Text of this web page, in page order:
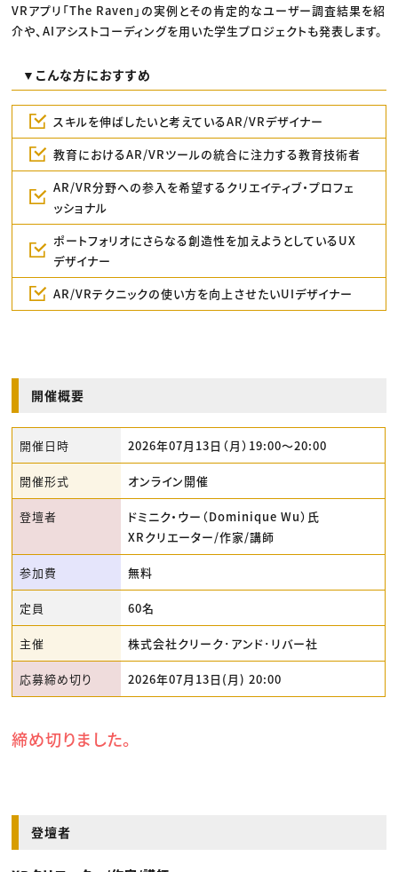
VRアプリ「The Raven」の実例とその肯定的なユーザー調査結果を紹
介や、AIアシストコーディングを用いた学生プロジェクトも発表します。
▼こんな方におすすめ
スキルを伸ばしたいと考えているAR/VRデザイナー
教育におけるAR/VRツールの統合に注力する教育技術者
AR/VR分野への参入を希望するクリエイティブ・プロフェ
ッショナル
ポートフォリオにさらなる創造性を加えようとしているUX
デザイナー
AR/VRテクニックの使い方を向上させたいUIデザイナー
開催概要
開催日時 2026年07月13日（月）19:00〜20:00
開催形式 オンライン開催
登壇者
ドミニク・ウー（Dominique Wu）氏
XRクリエーター/作家/講師
参加費 無料
定員 60名
主催 株式会社クリーク･アンド･リバー社
応募締め切り 2026年07月13日(月) 20:00
締め切りました。
登壇者